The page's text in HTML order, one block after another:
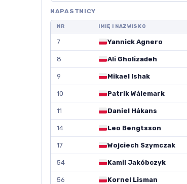
NAPASTNICY
NR IMIĘ I NAZWISKO
7 Yannick Agnero
8 Ali Gholizadeh
9 Mikael Ishak
10 Patrik Wålemark
11 Daniel Håkans
14 Leo Bengtsson
17 Wojciech Szymczak
54 Kamil Jakóbczyk
56 Kornel Lisman